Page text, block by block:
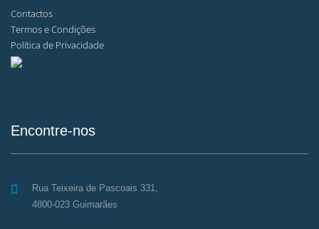
Contactos
Termos e Condições
Política de Privacidade
Encontre-nos
Rua Teixeira de Pascoais 331,
4800-023 Guimarães